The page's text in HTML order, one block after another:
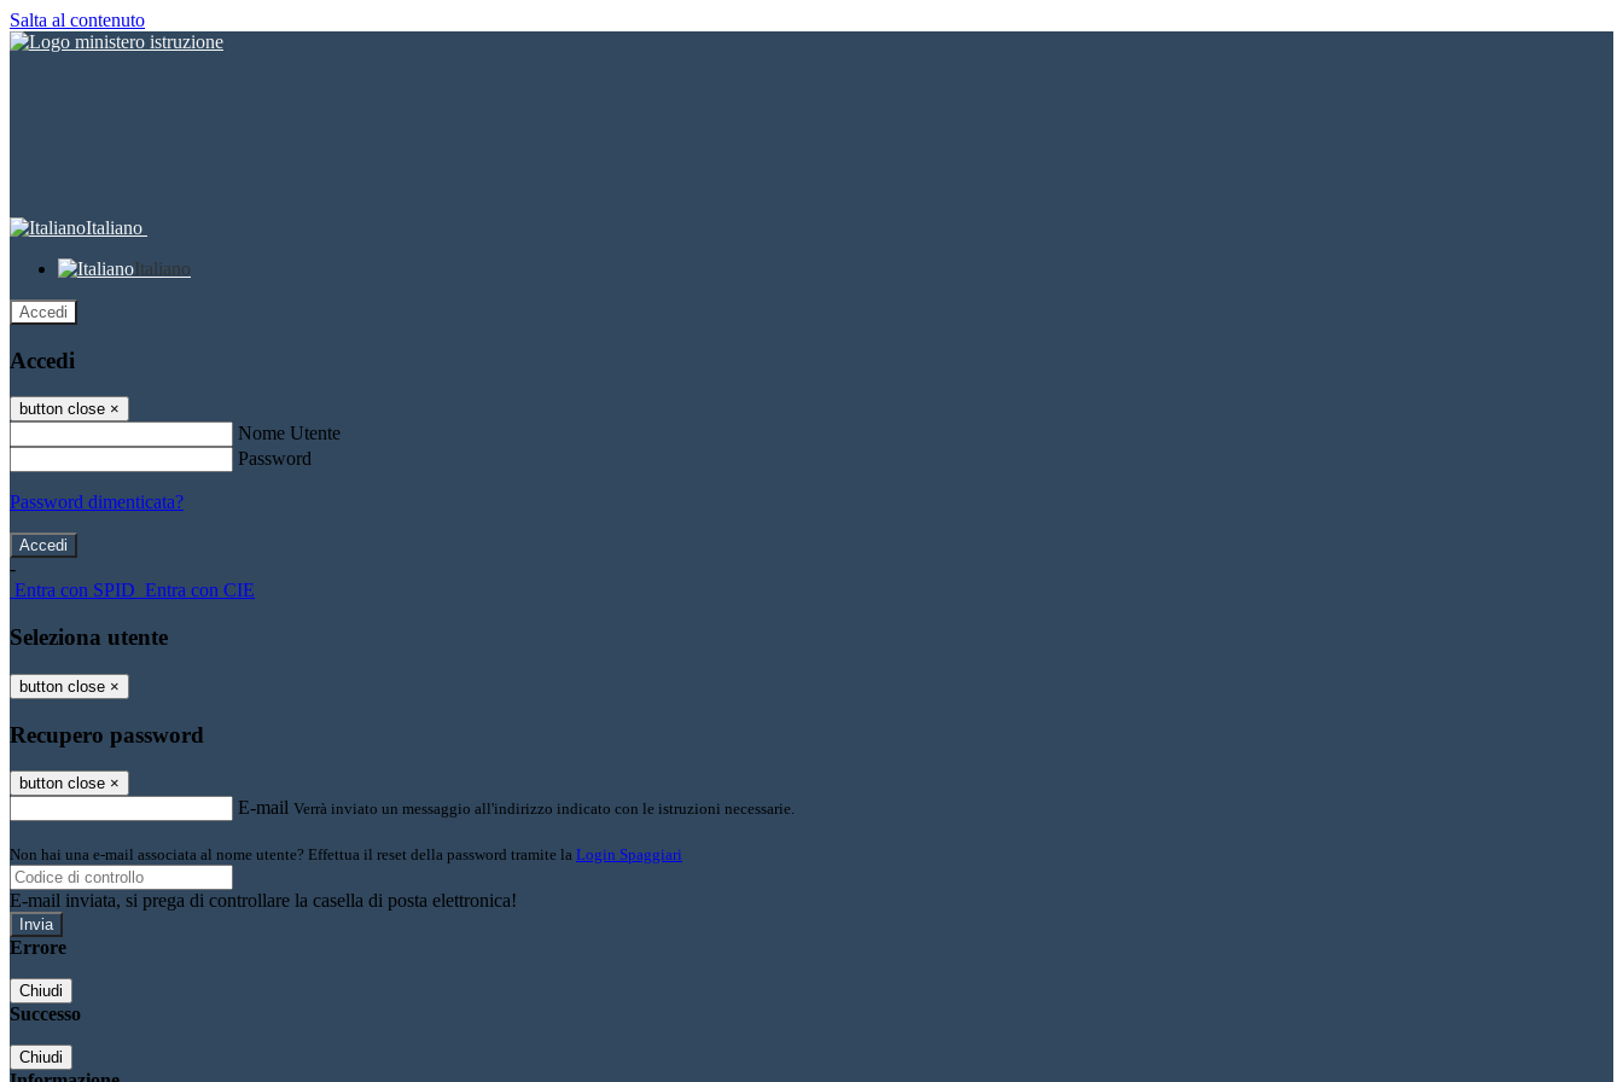
Salta al contenuto
Italiano
Italiano
Accedi
Accedi
button close ×
Nome Utente
Password
Password dimenticata?
-
Entra con SPID Entra con CIE
Seleziona utente
button close ×
Recupero password
button close ×
E-mail Verrà inviato un messaggio all'indirizzo indicato con le istruzioni necessarie.
Non hai una e-mail associata al nome utente? Effettua il reset della password tramite la Login Spaggiari
E-mail inviata, si prega di controllare la casella di posta elettronica!
Errore
Chiudi
Successo
Chiudi